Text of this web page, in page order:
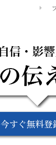
今すぐ無料